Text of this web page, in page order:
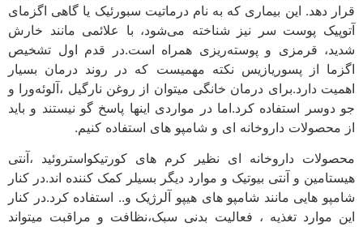
قرار دهد. این بیماری که به نام درماتیت سبورئیک یا گاهی اگزمای
آتوپیک پوست سر نیز شناخته می‌شود، با علائمی مانند خارش
شدید، قرمزی و پوسته‌ریزی همراه است.در قدم اول تشخیص
اگزما از پسوریازیس نکته مهمیست که در روند درمان بسیار
اهمیت دارد.برای درمان خانگی میتوان از روغن نارگیل ،آلوئه‌ورا و
جو دوسر استفاده کرد.اما در مواردی اینها پاسخ گو نیستند و باید
از محصولات داروخانه ای و شامپو های استفاده کنیم.
محصولات داروخانه ای نظیر کرم های کورتیکواستروئید ،آنتی
هیستامین و آنتی بیوتیک و موارد دیگر بسیلر کمک کننده اند.در کنار
شامپو هایی مانند شامپو های هیپو آلرژیک و.. استفاده کرد.در کنار
این موارد تغذیه ، فعالیت بدنی سبک،نظافت و مراقبت میتواند